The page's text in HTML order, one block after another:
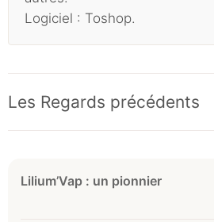
Logiciel : Toshop.
Les Regards précédents
Lilium’Vap : un pionnier